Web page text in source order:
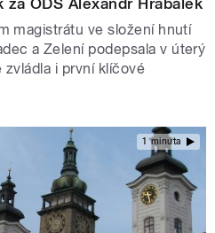
ODS Alexandr Hrabálek
magistrátu ve složení hnutí
a Zelení podepsala v úterý
i první klíčové
1 minuta